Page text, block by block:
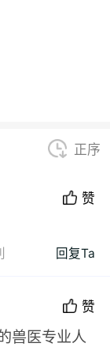
正序
赞
回复Ta
赞
兽医专业人